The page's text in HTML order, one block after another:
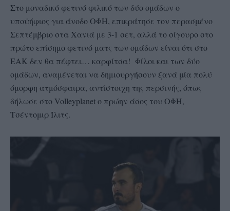
Στο μοναδικό φετινό φιλικό των δύο ομάδων ο
υποψήφιος για άνοδο ΟΦΗ, επικράτησε τον περασμένο
Σεπτέμβριο στα Χανιά με 3-1 σετ, αλλά το σίγουρο στο
πρώτο επίσημο φετινό ματς των ομάδων είναι ότι στο
ΕΑΚ δεν θα πέφτει… καρφίτσα! Φίλοι και των δύο
ομάδων, αναμένεται να δημιουργήσουν ξανά μία πολύ
όμορφη ατμόσφαιρα, αντίστοιχη της περσινής, όπως
δήλωσε στο Volleyplanet ο πρώην άσος του ΟΦΗ,
Τσέντομιρ Ίλιτς.